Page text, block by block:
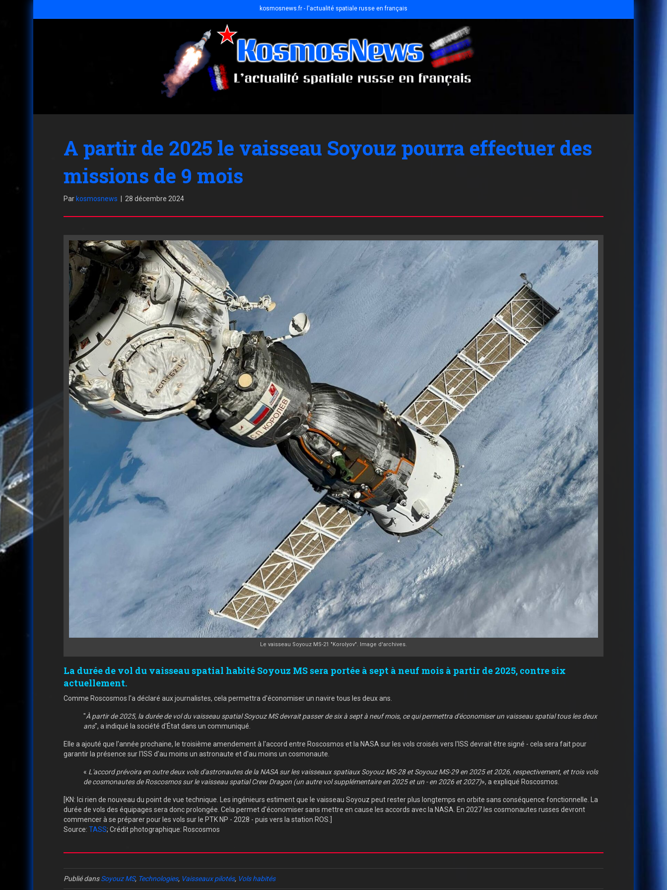
kosmosnews.fr - l'actualité spatiale russe en français
A partir de 2025 le vaisseau Soyouz pourra effectuer des
missions de 9 mois
Par kosmosnews 28 décembre 2024
Le vaisseau Soyouz MS-21 "Korolyov". Image d'archives.
La durée de vol du vaisseau spatial habité Soyouz MS sera portée à sept à neuf mois à partir de 2025, contre six
actuellement.
Comme Roscosmos l'a déclaré aux journalistes, cela permettra d'économiser un navire tous les deux ans.
"À partir de 2025, la durée de vol du vaisseau spatial Soyouz MS devrait passer de six à sept à neuf mois, ce qui permettra d'économiser un vaisseau spatial tous les deux
ans", a indiqué la société d'État dans un communiqué.
Elle a ajouté que l'année prochaine, le troisième amendement à l'accord entre Roscosmos et la NASA sur les vols croisés vers l'ISS devrait être signé - cela sera fait pour
garantir la présence sur l'ISS d'au moins un astronaute et d'au moins un cosmonaute.
« L'accord prévoira en outre deux vols d'astronautes de la NASA sur les vaisseaux spatiaux Soyouz MS-28 et Soyouz MS-29 en 2025 et 2026, respectivement, et trois vols
de cosmonautes de Roscosmos sur le vaisseau spatial Crew Dragon (un autre vol supplémentaire en 2025 et un - en 2026 et 2027)», a expliqué Roscosmos.
[KN: Ici rien de nouveau du point de vue technique. Les ingénieurs estiment que le vaisseau Soyouz peut rester plus longtemps en orbite sans conséquence fonctionnelle. La
durée de vols des équipages sera donc prolongée. Cela permet d'économiser sans mettre en cause les accords avec la NASA. En 2027 les cosmonautes russes devront
commencer à se préparer pour les vols sur le PTK NP - 2028 - puis vers la station ROS.]
Source: TASS; Crédit photographique: Roscosmos
Publié dansSoyouz MS, Technologies, Vaisseaux pilotés, Vols habités